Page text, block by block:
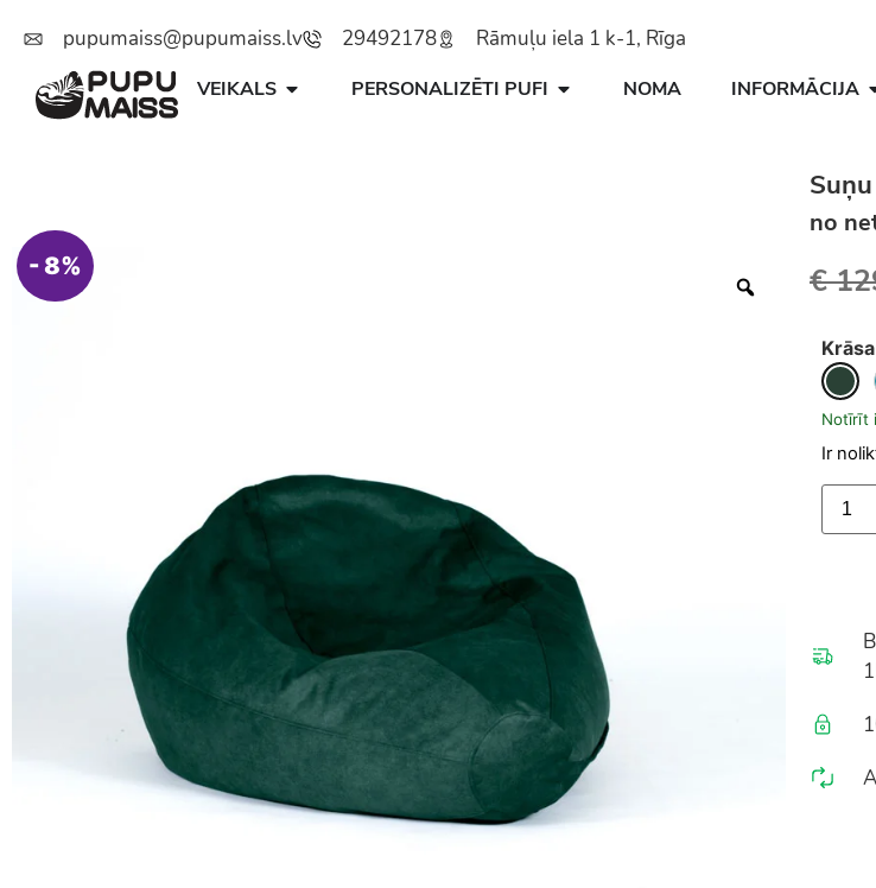
pupumaiss@pupumaiss.lv 29492178 Rāmuļu iela 1 k-1, Rīga
VEIKALS PERSONALIZĒTI PUFI NOMA INFORMĀCIJA
- 8%
no
€
Krāsa
Notīrīt
Ir